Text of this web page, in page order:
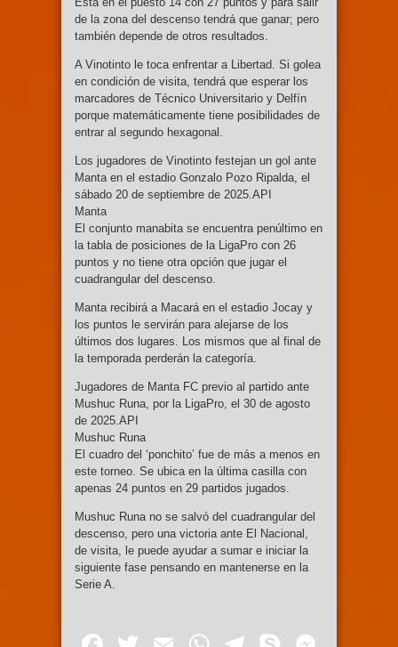
de la zona del descenso tendrá que ganar; pero
también depende de otros resultados.
A Vinotinto le toca enfrentar a Libertad. Si golea
en condición de visita, tendrá que esperar los
marcadores de Técnico Universitario y Delfín
porque matemáticamente tiene posibilidades de
entrar al segundo hexagonal.
Los jugadores de Vinotinto festejan un gol ante
Manta en el estadio Gonzalo Pozo Ripalda, el
sábado 20 de septiembre de 2025.API
Manta
El conjunto manabita se encuentra penúltimo en
la tabla de posiciones de la LigaPro con 26
puntos y no tiene otra opción que jugar el
cuadrangular del descenso.
Manta recibirá a Macará en el estadio Jocay y
los puntos le servirán para alejarse de los
últimos dos lugares. Los mismos que al final de
la temporada perderán la categoría.
Jugadores de Manta FC previo al partido ante
Mushuc Runa, por la LigaPro, el 30 de agosto
de 2025.API
Mushuc Runa
El cuadro del ‘ponchito’ fue de más a menos en
este torneo. Se ubica en la última casilla con
apenas 24 puntos en 29 partidos jugados.
Mushuc Runa no se salvó del cuadrangular del
descenso, pero una victoria ante El Nacional,
de visita, le puede ayudar a sumar e iniciar la
siguiente fase pensando en mantenerse en la
Serie A.